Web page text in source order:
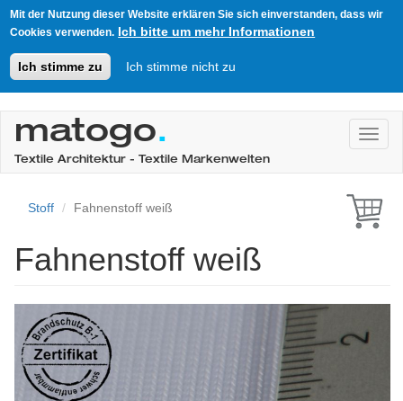
Mit der Nutzung dieser Website erklären Sie sich einverstanden, dass wir
Cookies verwenden. Ich bitte um mehr Informationen
Ich stimme zu Ich stimme nicht zu
matogo.
Textile Architektur - Textile Markenwelten
Stoff Fahnenstoff weiß
Fahnenstoff weiß